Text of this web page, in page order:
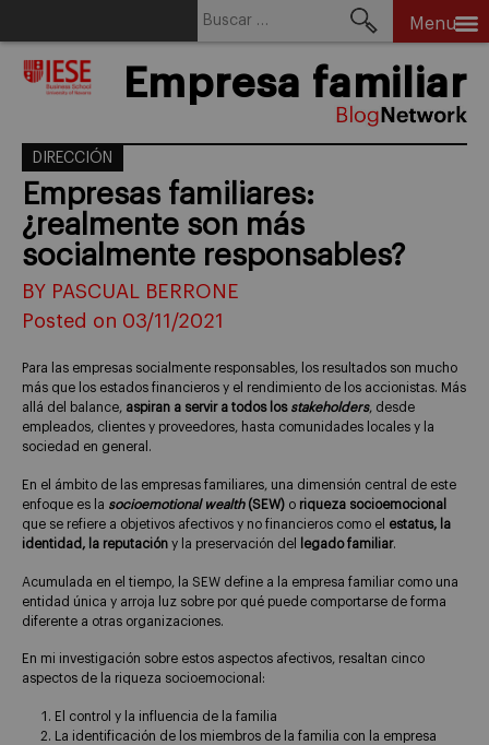
Menu
Empresa familiar
DIRECCIÓN
Empresas familiares:
¿realmente son más
socialmente responsables?
BY PASCUAL BERRONE
Posted on 03/11/2021
Para las empresas socialmente responsables, los resultados son mucho
más que los estados financieros y el rendimiento de los accionistas. Más
allá del balance, aspiran a servir a todos los stakeholders, desde
empleados, clientes y proveedores, hasta comunidades locales y la
sociedad en general.
En el ámbito de las empresas familiares, una dimensión central de este
enfoque es la socioemotional wealth(SEW) o riqueza socioemocional
que se refiere a objetivos afectivos y no financieros como el estatus, la
identidad, la reputación y la preservación del legado familiar.
Acumulada en el tiempo, la SEW define a la empresa familiar como una
entidad única y arroja luz sobre por qué puede comportarse de forma
diferente a otras organizaciones.
En mi investigación sobre estos aspectos afectivos, resaltan cinco
aspectos de la riqueza socioemocional:
El control y la influencia de la familia
La identificación de los miembros de la familia con la empresa